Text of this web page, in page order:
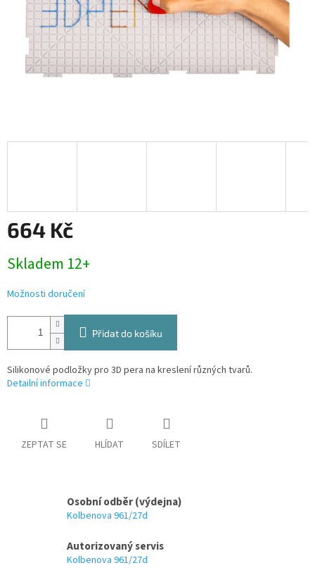
664 Kč
cena:
Skladem 12+
Možnosti doručení
Přidat do košíku
Silikonové podložky pro 3D pera na kreslení různých tvarů.
Detailní informace
ZEPTAT SE HLÍDAT SDÍLET
Osobní odběr (výdejna)
Kolbenova 961/27d
Autorizovaný servis
Kolbenova 961/27d